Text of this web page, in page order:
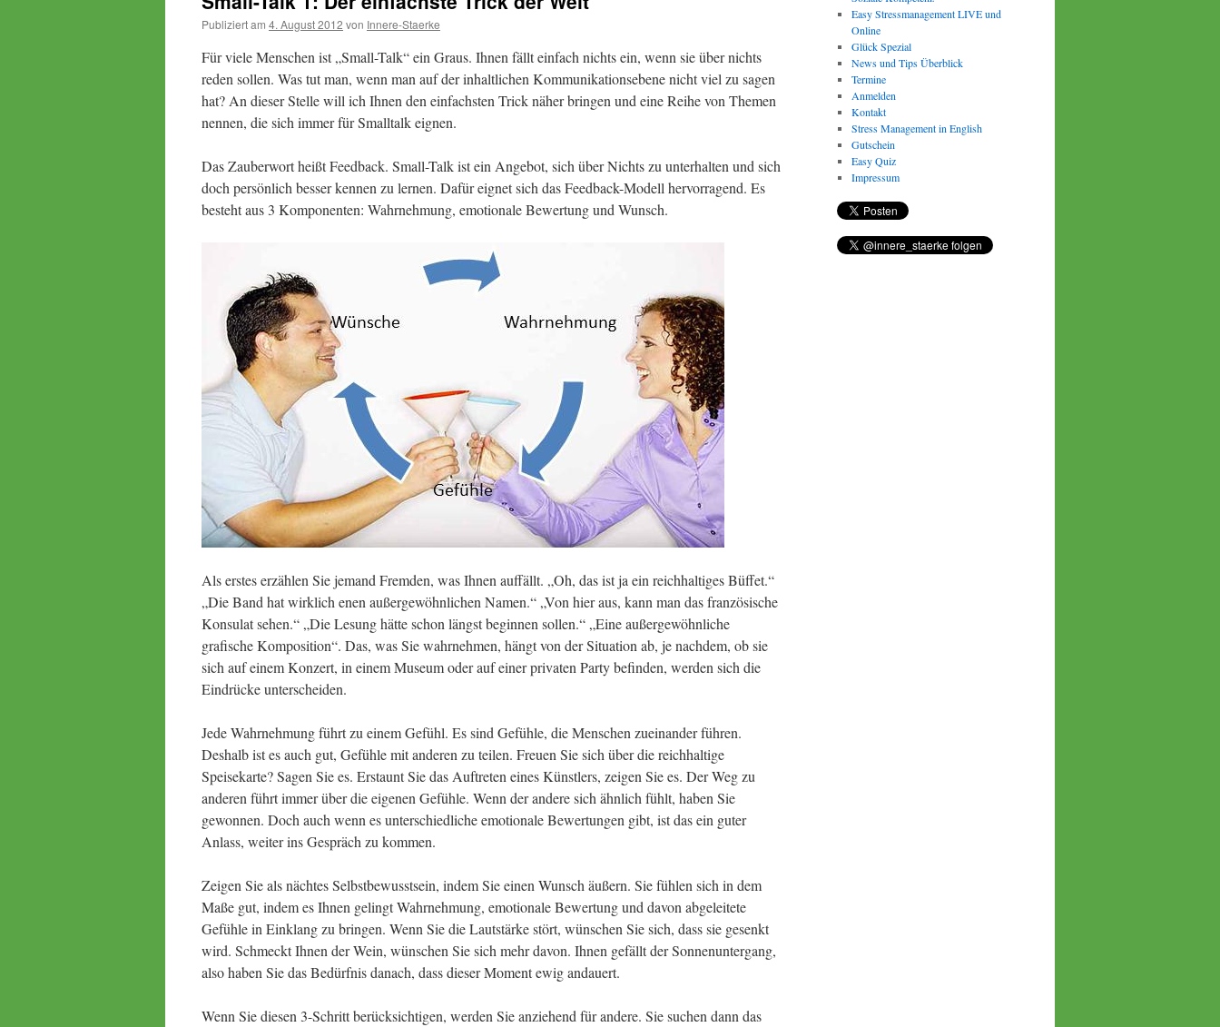
Publiziert am 4. August 2012 von Innere-Staerke
Für viele Menschen ist „Small-Talk“ ein Graus. Ihnen fällt einfach nichts ein, wenn sie über nichts
reden sollen. Was tut man, wenn man auf der inhaltlichen Kommunikationsebene nicht viel zu sagen
hat? An dieser Stelle will ich Ihnen den einfachsten Trick näher bringen und eine Reihe von Themen
nennen, die sich immer für Smalltalk eignen.
Das Zauberwort heißt Feedback. Small-Talk ist ein Angebot, sich über Nichts zu unterhalten und sich
doch persönlich besser kennen zu lernen. Dafür eignet sich das Feedback-Modell hervorragend. Es
besteht aus 3 Komponenten: Wahrnehmung, emotionale Bewertung und Wunsch.
Als erstes erzählen Sie jemand Fremden, was Ihnen auffällt. „Oh, das ist ja ein reichhaltiges Büffet.“
„Die Band hat wirklich enen außergewöhnlichen Namen.“ „Von hier aus, kann man das französische
Konsulat sehen.“ „Die Lesung hätte schon längst beginnen sollen.“ „Eine außergewöhnliche
grafische Komposition“. Das, was Sie wahrnehmen, hängt von der Situation ab, je nachdem, ob sie
sich auf einem Konzert, in einem Museum oder auf einer privaten Party befinden, werden sich die
Eindrücke unterscheiden.
Jede Wahrnehmung führt zu einem Gefühl. Es sind Gefühle, die Menschen zueinander führen.
Deshalb ist es auch gut, Gefühle mit anderen zu teilen. Freuen Sie sich über die reichhaltige
Speisekarte? Sagen Sie es. Erstaunt Sie das Auftreten eines Künstlers, zeigen Sie es. Der Weg zu
anderen führt immer über die eigenen Gefühle. Wenn der andere sich ähnlich fühlt, haben Sie
gewonnen. Doch auch wenn es unterschiedliche emotionale Bewertungen gibt, ist das ein guter
Anlass, weiter ins Gespräch zu kommen.
Zeigen Sie als nächtes Selbstbewusstsein, indem Sie einen Wunsch äußern. Sie fühlen sich in dem
Maße gut, indem es Ihnen gelingt Wahrnehmung, emotionale Bewertung und davon abgeleitete
Gefühle in Einklang zu bringen. Wenn Sie die Lautstärke stört, wünschen Sie sich, dass sie gesenkt
wird. Schmeckt Ihnen der Wein, wünschen Sie sich mehr davon. Ihnen gefällt der Sonnenuntergang,
also haben Sie das Bedürfnis danach, dass dieser Moment ewig andauert.
Wenn Sie diesen 3-Schritt berücksichtigen, werden Sie anziehend für andere. Sie suchen dann das
Easy Stressmanagement LIVE und
Online
Glück Spezial
News und Tips Überblick
Termine
Anmelden
Kontakt
Stress Management in English
Gutschein
Easy Quiz
Impressum